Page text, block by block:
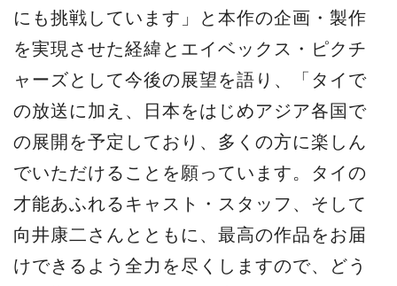
にも挑戦しています」と本作の企画・製作
を実現させた経緯とエイベックス・ピクチ
ャーズとして今後の展望を語り、「タイで
の放送に加え、日本をはじめアジア各国で
の展開を予定しており、多くの方に楽しん
でいただけることを願っています。タイの
才能あふれるキャスト・スタッフ、そして
向井康二さんとともに、最高の作品をお届
けできるよう全力を尽くしますので、どう